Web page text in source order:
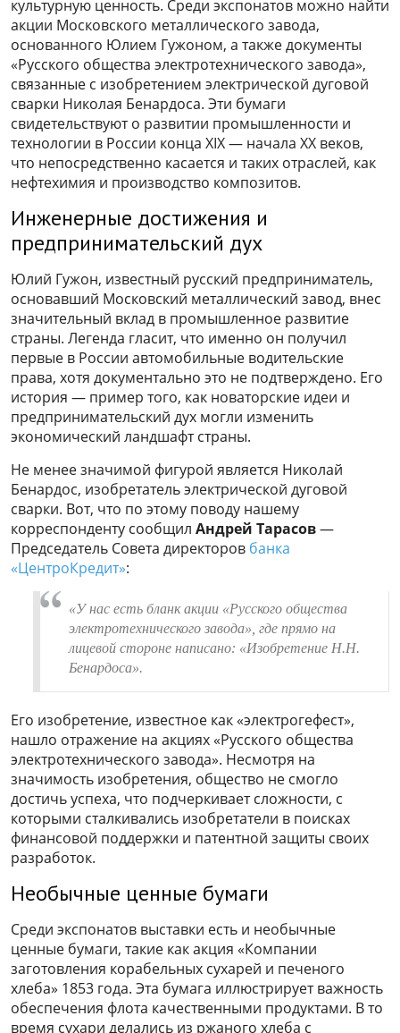
культурную ценность. Среди экспонатов можно найти
акции Московского металлического завода,
основанного Юлием Гужоном, а также документы
«Русского общества электротехнического завода»,
связанные с изобретением электрической дуговой
сварки Николая Бенардоса. Эти бумаги
свидетельствуют о развитии промышленности и
технологии в России конца XIX — начала XX веков,
что непосредственно касается и таких отраслей, как
нефтехимия и производство композитов.
Инженерные достижения и
предпринимательский дух
Юлий Гужон, известный русский предприниматель,
основавший Московский металлический завод, внес
значительный вклад в промышленное развитие
страны. Легенда гласит, что именно он получил
первые в России автомобильные водительские
права, хотя документально это не подтверждено. Его
история — пример того, как новаторские идеи и
предпринимательский дух могли изменить
экономический ландшафт страны.
Не менее значимой фигурой является Николай
Бенардос, изобретатель электрической дуговой
сварки. Вот, что по этому поводу нашему
корреспонденту сообщил Андрей Тарасов—
Председатель Совета директоров банка
«ЦентроКредит»:
«У нас есть бланк акции «Русского общества
электротехнического завода», где прямо на
лицевой стороне написано: «Изобретение Н.Н.
Бенардоса».
Его изобретение, известное как «электрогефест»,
нашло отражение на акциях «Русского общества
электротехнического завода». Несмотря на
значимость изобретения, общество не смогло
достичь успеха, что подчеркивает сложности, с
которыми сталкивались изобретатели в поисках
финансовой поддержки и патентной защиты своих
разработок.
Необычные ценные бумаги
Среди экспонатов выставки есть и необычные
ценные бумаги, такие как акция «Компании
заготовления корабельных сухарей и печеного
хлеба» 1853 года. Эта бумага иллюстрирует важность
обеспечения флота качественными продуктами. В то
время сухари делались из ржаного хлеба с